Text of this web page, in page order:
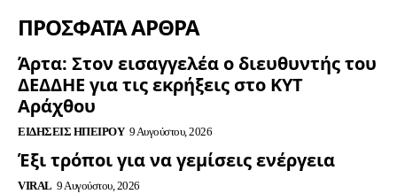
ΠΡΟΣΦΑΤΑ ΑΡΘΡΑ
Άρτα: Στον εισαγγελέα ο διευθυντής του
ΔΕΔΔΗΕ για τις εκρήξεις στο ΚΥΤ
Αράχθου
ΕΙΔΉΣΕΙΣ ΗΠΕΊΡΟΥ 9 Αυγούστου, 2026
Έξι τρόποι για να γεμίσεις ενέργεια
VIRAL 9 Αυγούστου, 2026